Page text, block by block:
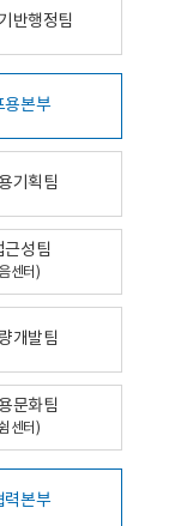
반행정팀
용본부
기획팀
근성팀
센터)
개발팀
문화팀
센터)
력본부